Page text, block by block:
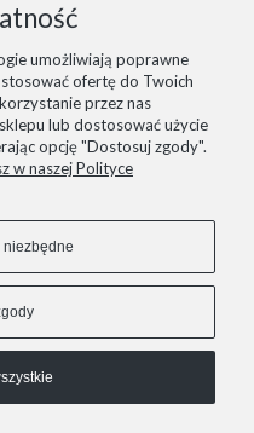
idealnie. Postaramy się
starannością.
umożliwiają poprawne
ofertę do Twoich
przez nas
lub dostosować użycie
opcję "Dostosuj zgody".
w naszej Polityce
niezbędne